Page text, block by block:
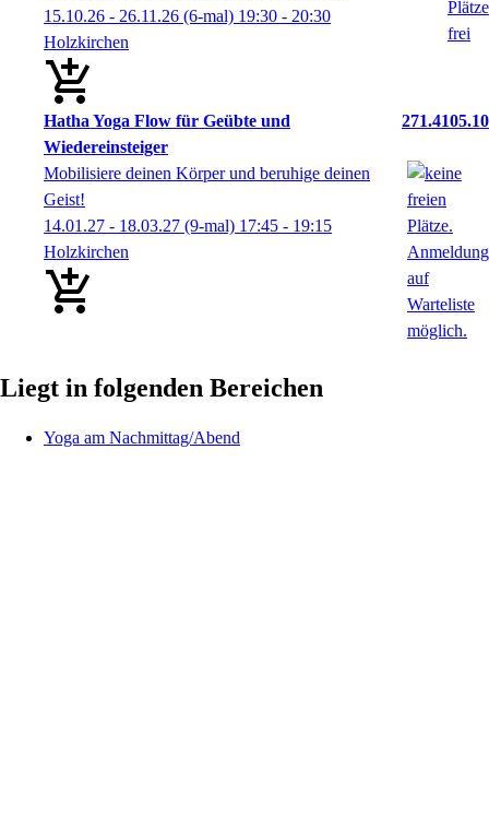
15.10.26 - 26.11.26 (6-mal) 19:30 - 20:30
Holzkirchen
Hatha Yoga Flow für Geübte und
Wiedereinsteiger
271.4105.10
Mobilisiere deinen Körper und beruhige deinen
Geist!
14.01.27 - 18.03.27 (9-mal) 17:45 - 19:15
Holzkirchen
Liegt in folgenden Bereichen
Yoga am Nachmittag/Abend